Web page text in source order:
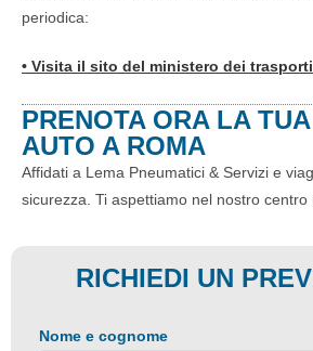
periodica:
• Visita il sito del ministero dei trasporti
PRENOTA ORA LA
AUTO A ROMA
Affidati a Lema Pneumatici & Servizi e
sicurezza. Ti aspettiamo nel nostro centro
RICHIEDI UN
Nome e cognome